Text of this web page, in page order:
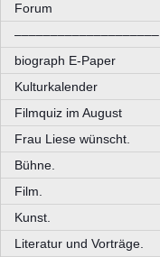
Forum
––––––––––––––––––––
biograph E-Paper
Kulturkalender
Filmquiz im August
Frau Liese wünscht.
Bühne.
Film.
Kunst.
Literatur und Vorträge.